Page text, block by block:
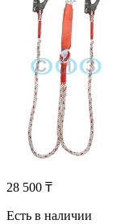
28 500 ₸
Есть в наличии